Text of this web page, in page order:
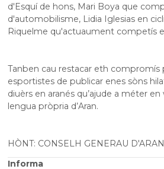
d'Esquí de hons, Mari Boya que
d'automobilisme, Lidia Iglesias en
Riquelme qu'actuaument competís
Tanben cau restacar eth compromís
esportistes de publicar enes sòns
diuèrs en aranés qu’ajude a méter en
lengua pròpria d’Aran.
HÒNT: CONSELH GENERAU D'ARAN
Informa